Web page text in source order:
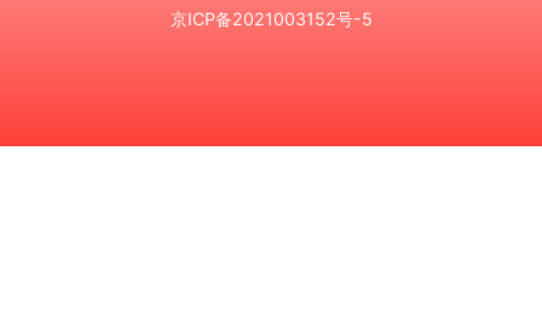
京ICP备2021003152号-5